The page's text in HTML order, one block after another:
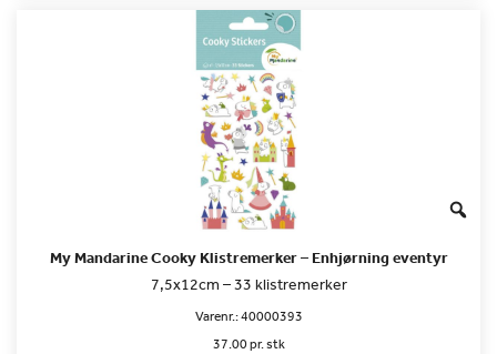
My Mandarine Cooky Klistremerker – Enhjørning eventyr
7,5x12cm – 33 klistremerker
Varenr.:40000393
37.00 pr. stk